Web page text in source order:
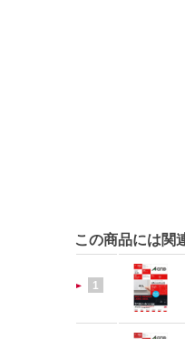
この商品には関
1